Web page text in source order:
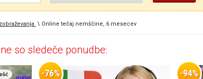
\ Online tečaj nemščine, 6 mesecev
so sledeče ponudbe:
-76% -94%